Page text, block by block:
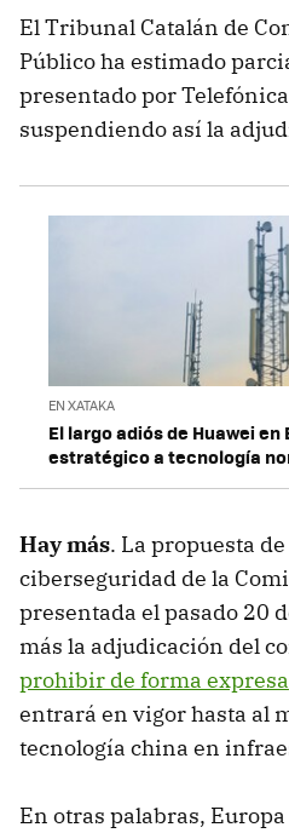
El Tribunal Catalán de
Público ha estimado
presentado por
suspendiendo así la
EN XATAKA
El largo adiós de Huawei
estratégico a tecnología
Hay más. La propuesta
ciberseguridad de la
presentada el pasado 20
más la adjudicación del
prohibir de forma expresa
entrará en vigor hasta al
tecnología china en
En otras palabras,